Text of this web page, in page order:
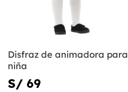
Disfraz de animadora para
niña
S/ 69